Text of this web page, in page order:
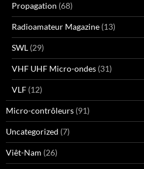
Propagation (68)
Radioamateur Magazine (13)
SWL (29)
VHF UHF Micro-ondes (31)
VLF (12)
Micro-contrôleurs (91)
Uncategorized (7)
Viêt-Nam (26)